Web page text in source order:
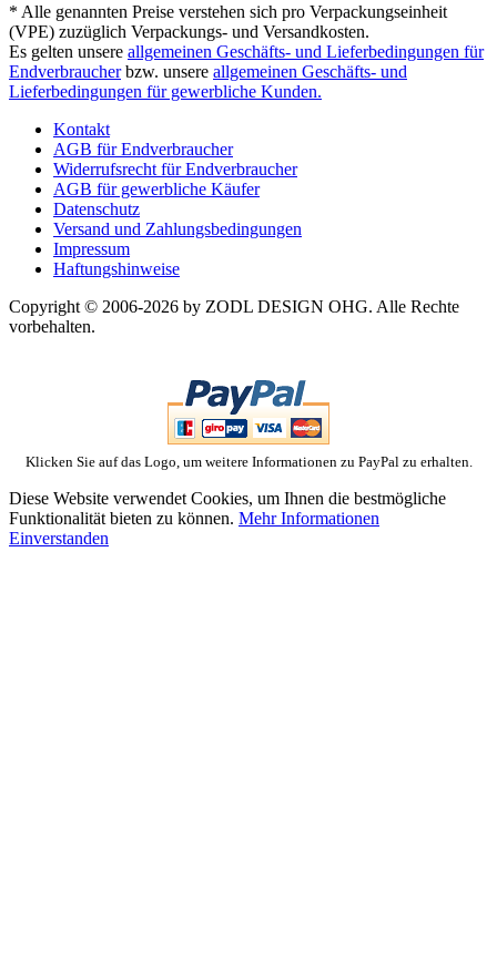
* Alle genannten Preise verstehen sich pro Verpackungseinheit
(VPE) zuzüglich Verpackungs- und Versandkosten.
Es gelten unsere allgemeinen Geschäfts- und Lieferbedingungen für
Endverbraucherbzw. unsere allgemeinen Geschäfts- und
Lieferbedingungen für gewerbliche Kunden.
Kontakt
AGB für Endverbraucher
Widerrufsrecht für Endverbraucher
AGB für gewerbliche Käufer
Datenschutz
Versand und Zahlungsbedingungen
Impressum
Haftungshinweise
Copyright © 2006-2026 by ZODL DESIGN OHG. Alle Rechte
vorbehalten.
Klicken Sie auf das Logo, um weitere Informationen zu PayPal zu erhalten.
Diese Website verwendet Cookies, um Ihnen die bestmögliche
Funktionalität bieten zu können. Mehr Informationen
Einverstanden